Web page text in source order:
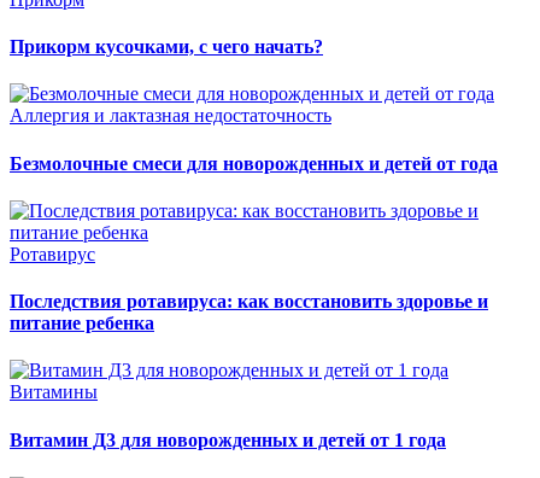
Прикорм кусочками, с чего начать?
Аллергия и лактазная недостаточность
Безмолочные смеси для новорожденных и детей от года
Ротавирус
Последствия ротавируса: как восстановить здоровье и
питание ребенка
Витамины
Витамин Д3 для новорожденных и детей от 1 года